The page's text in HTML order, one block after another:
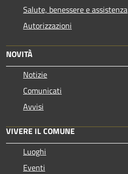
Salute, benessere e assistenza
Autorizzazioni
NOVITÀ
Notizie
Comunicati
Avvisi
VIVERE IL COMUNE
Luoghi
Eventi